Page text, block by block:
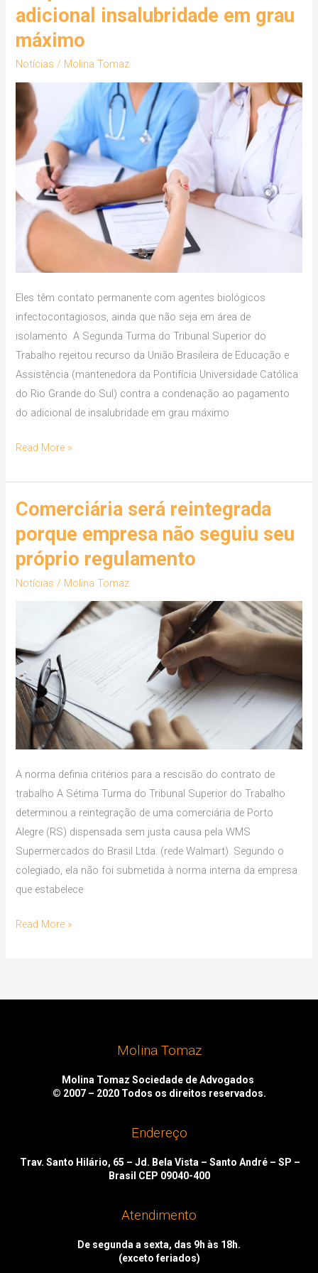
adicional insalubridade em grau
máximo
Notícias / Molina Tomaz
Eles têm contato permanente com agentes biológicos
infectocontagiosos, ainda que não seja em área de
isolamento A Segunda Turma do Tribunal Superior do
Trabalho rejeitou recurso da União Brasileira de Educação e
Assistência (mantenedora da Pontifícia Universidade Católica
do Rio Grande do Sul) contra a condenação ao pagamento
do adicional de insalubridade em grau máximo
de
hospital
universitário
adicional
insalubridade
em
grau
máximo
Read More »
Comerciária será reintegrada
porque empresa não seguiu seu
próprio regulamento
Notícias / Molina Tomaz
A norma definia critérios para a rescisão do contrato de
trabalho A Sétima Turma do Tribunal Superior do Trabalho
determinou a reintegração de uma comerciária de Porto
Alegre (RS) dispensada sem justa causa pela WMS
Supermercados do Brasil Ltda. (rede Walmart). Segundo o
colegiado, ela não foi submetida à norma interna da empresa
que estabelece
Comerciária
reintegrada
porque
empresa
próprio
regulamento
Read More »
Molina Tomaz
Molina Tomaz Sociedade de Advogados
© 2007 – 2020 Todos os direitos reservados.
Endereço
Trav. Santo Hilário, 65 – Jd. Bela Vista – Santo André – SP –
Brasil CEP 09040-400
Atendimento
De segunda a sexta, das 9h às 18h.
(exceto feriados)